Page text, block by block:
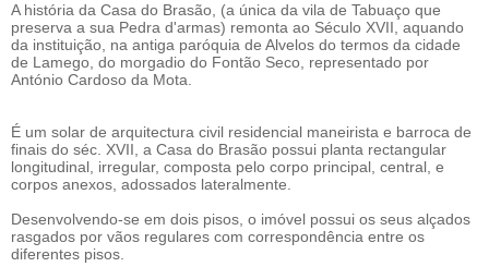
A história da Casa do Brasão, (a única da vila de Tabuaço que
preserva a sua Pedra d'armas) remonta ao Século XVII, aquando
da instituição, na antiga paróquia de Alvelos do termos da cidade
de Lamego, do morgadio do Fontão Seco, representado por
António Cardoso da Mota.
É um solar de arquitectura civil residencial maneirista e barroca de
finais do séc. XVII, a Casa do Brasão possui planta rectangular
longitudinal, irregular, composta pelo corpo principal, central, e
corpos anexos, adossados lateralmente.
Desenvolvendo-se em dois pisos, o imóvel possui os seus alçados
rasgados por vãos regulares com correspondência entre os
diferentes pisos.